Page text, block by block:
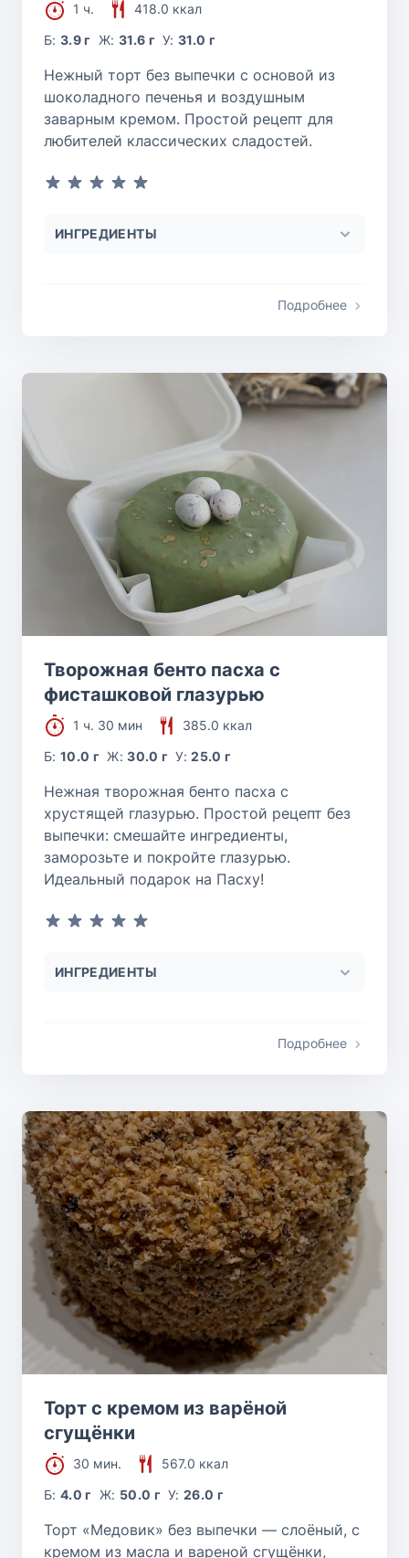
1 ч.
418.0 ккал
Б:3.9 г Ж: 31.6 г У:31.0 г
Нежный торт без выпечки с основой из
шоколадного печенья и воздушным
заварным кремом. Простой рецепт для
любителей классических сладостей.
ИНГРЕДИЕНТЫ
Подробнее
Творожная бенто пасха с
фисташковой глазурью
1 ч. 30 мин
385.0 ккал
Б:10.0 г Ж:30.0 г У:25.0 г
Нежная творожная бенто пасха с
хрустящей глазурью. Простой рецепт без
выпечки: смешайте ингредиенты,
заморозьте и покройте глазурью.
Идеальный подарок на Пасху!
ИНГРЕДИЕНТЫ
Подробнее
Торт с кремом из варёной
сгущёнки
30 мин.
567.0 ккал
Б:4.0 г Ж: 50.0 г У:26.0 г
Торт «Медовик» без выпечки — слоёный, с
кремом из масла и вареной сгущёнки,